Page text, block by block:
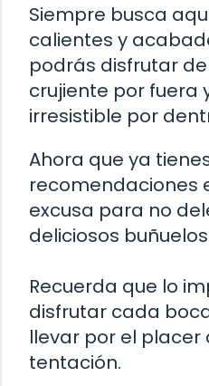
Siempre busca
calientes y
podrás disfrutar
crujiente por fuera
irresistible por
Ahora que ya
recomendaciones
excusa para no
deliciosos
Recuerda que lo
disfrutar cada
llevar por el placer
tentación.